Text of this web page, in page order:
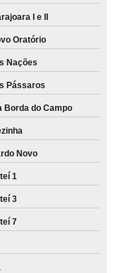
I e II
Oratório
Nações
Pássaros
Borda do Campo
Novo
1
3
7